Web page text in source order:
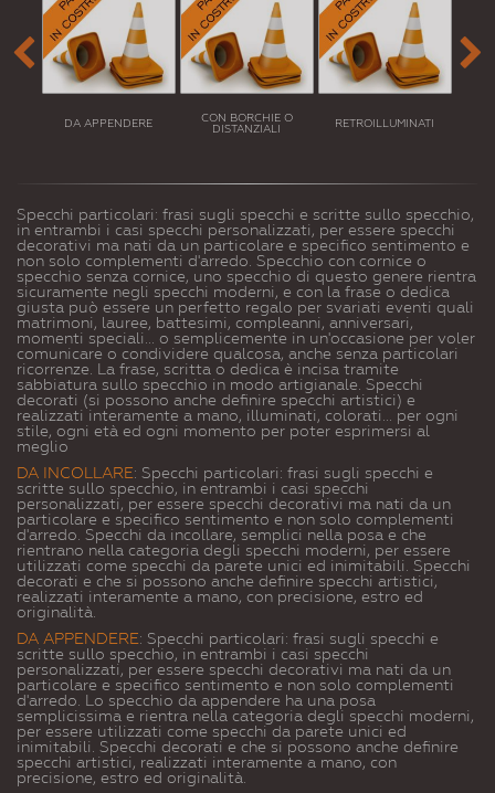
DA APPENDERE
CON BORCHIE O
DISTANZIALI
RETROILLUMINATI
 
Specchi particolari: frasi sugli specchi e scritte sullo specchio,
in entrambi i casi specchi personalizzati, per essere specchi
decorativi ma nati da un particolare e specifico sentimento e
non solo complementi d'arredo. Specchio con cornice o
specchio senza cornice, uno specchio di questo genere rientra
sicuramente negli specchi moderni, e con la frase o dedica
giusta può essere un perfetto regalo per svariati eventi quali
matrimoni, lauree, battesimi, compleanni, anniversari,
momenti speciali... o semplicemente in un'occasione per voler
comunicare o condividere qualcosa, anche senza particolari
ricorrenze. La frase, scritta o dedica è incisa tramite
sabbiatura sullo specchio in modo artigianale. Specchi
decorati (si possono anche definire specchi artistici) e
realizzati interamente a mano, illuminati, colorati... per ogni
stile, ogni età ed ogni momento per poter esprimersi al
meglio
DA INCOLLARE: Specchi particolari: frasi sugli specchi e
scritte sullo specchio, in entrambi i casi specchi
personalizzati, per essere specchi decorativi ma nati da un
particolare e specifico sentimento e non solo complementi
d'arredo. Specchi da incollare, semplici nella posa e che
rientrano nella categoria degli specchi moderni, per essere
utilizzati come specchi da parete unici ed inimitabili. Specchi
decorati e che si possono anche definire specchi artistici,
realizzati interamente a mano, con precisione, estro ed
originalità.
DA APPENDERE: Specchi particolari: frasi sugli specchi e
scritte sullo specchio, in entrambi i casi specchi
personalizzati, per essere specchi decorativi ma nati da un
particolare e specifico sentimento e non solo complementi
d'arredo. Lo specchio da appendere ha una posa
semplicissima e rientra nella categoria degli specchi moderni,
per essere utilizzati come specchi da parete unici ed
inimitabili. Specchi decorati e che si possono anche definire
specchi artistici, realizzati interamente a mano, con
precisione, estro ed originalità.